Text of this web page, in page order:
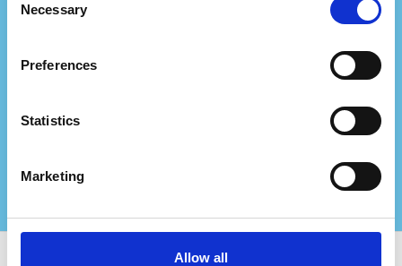
Selection
Necessary
Preferences
Statistics
Marketing
Allow all
konsultointiyritystä?
Tehdään yhteistyötä ja luodaan vielä suurempaa